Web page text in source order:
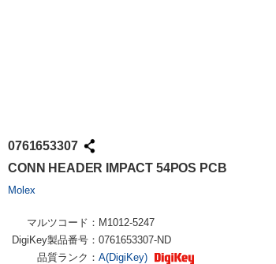
0761653307
CONN HEADER IMPACT 54POS PCB
Molex
マルツコード： M1012-5247
DigiKey製品番号： 0761653307-ND
品質ランク： A(DigiKey)